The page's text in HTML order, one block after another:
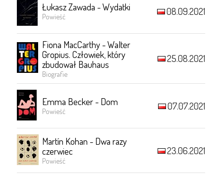
Łukasz Zawada - Wydatki
Powieść 08.09.2021
Fiona MacCarthy - Walter
Gropius. Człowiek, który
zbudował Bauhaus
Biografie
25.08.2021
Emma Becker - Dom
Powieść 07.07.2021
Martín Kohan - Dwa razy
czerwiec
Powieść
23.06.2021